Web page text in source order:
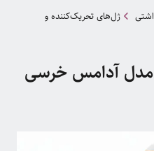
ژل‌های تحریک‌کننده و
مدل آدامس خرسی